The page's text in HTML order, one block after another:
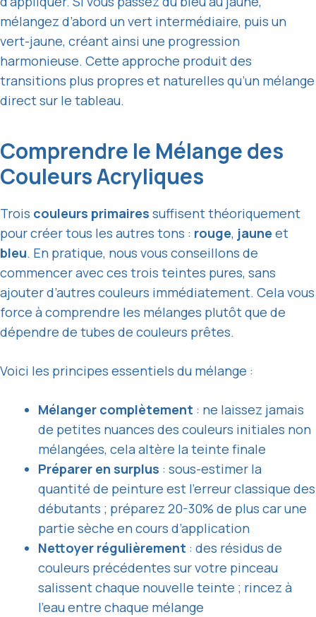
mélangez d’abord un vert intermédiaire, puis un
vert-jaune, créant ainsi une progression
harmonieuse. Cette approche produit des
transitions plus propres et naturelles qu’un mélange
direct sur le tableau.
Comprendre le Mélange des
Couleurs Acryliques
Trois couleurs primaires suffisent théoriquement
pour créer tous les autres tons : rouge, jaune et
bleu. En pratique, nous vous conseillons de
commencer avec ces trois teintes pures, sans
ajouter d’autres couleurs immédiatement. Cela vous
force à comprendre les mélanges plutôt que de
dépendre de tubes de couleurs prêtes.
Voici les principes essentiels du mélange :
Mélanger complètement : ne laissez jamais
de petites nuances des couleurs initiales non
mélangées, cela altère la teinte finale
Préparer en surplus : sous-estimer la
quantité de peinture est l’erreur classique des
débutants ; préparez 20-30% de plus car une
partie sèche en cours d’application
Nettoyer régulièrement : des résidus de
couleurs précédentes sur votre pinceau
salissent chaque nouvelle teinte ; rincez à
l’eau entre chaque mélange